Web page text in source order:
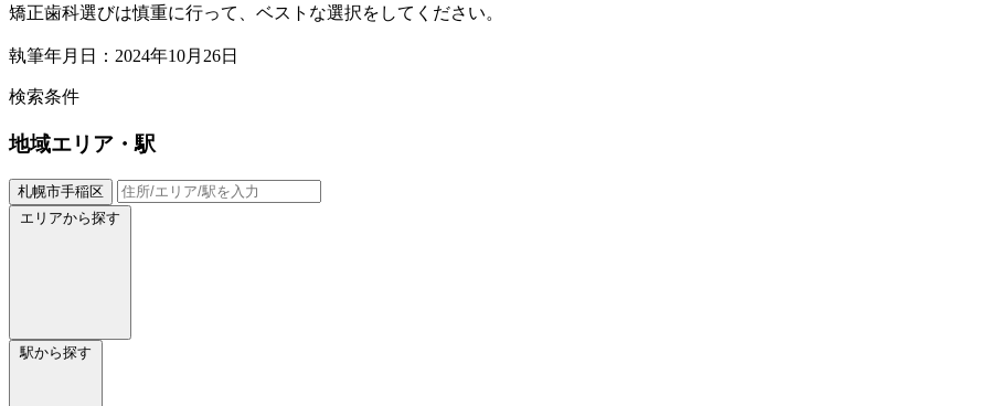
矯正歯科選びは慎重に行って、ベストな選択をしてください。
執筆年月日：2024年10月26日
検索条件
地域エリア・駅
札幌市手稲区
エリアから探す
駅から探す